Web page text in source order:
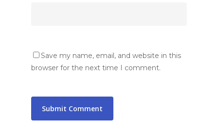
Save my name, email, and website in this
browser for the next time I comment.